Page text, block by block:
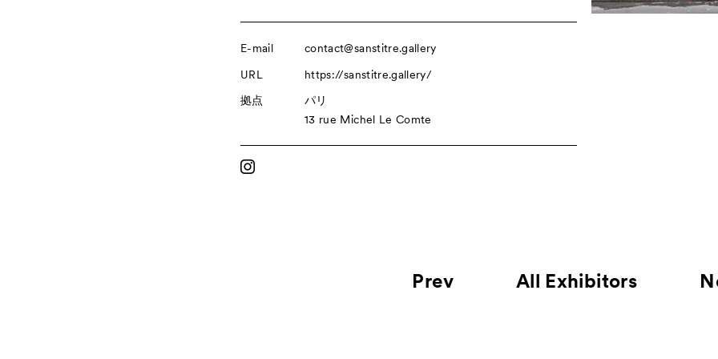
E-mail
contact@sanstitre.gallery
URL
https://sanstitre.gallery/
拠点
パリ
13 rue Michel Le Comte
Prev All Exhibitors